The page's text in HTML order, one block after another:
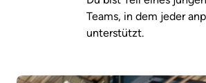
Teams, in dem jeder
unterstützt.